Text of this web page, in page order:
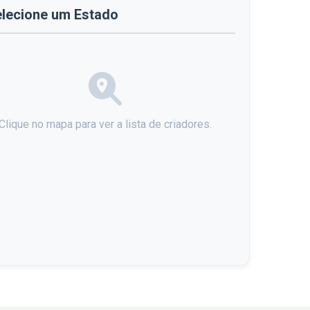
um Estado
no mapa para ver a lista de criadores.